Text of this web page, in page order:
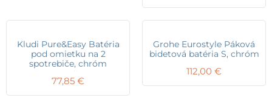
Kludi Pure&Easy Batéria
pod omietku na 2
spotrebiče, chróm
77,85 €
Grohe Eurostyle Páková
bidetová batéria S, chróm
112,00 €